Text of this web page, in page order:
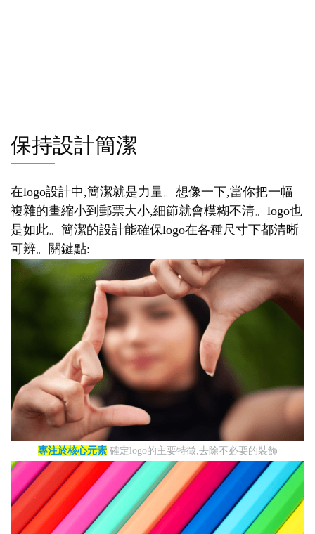
保持設計簡潔
在logo設計中,簡潔就是力量。想像一下,當你把一幅
複雜的畫縮小到郵票大小,細節就會模糊不清。logo也
是如此。簡潔的設計能確保logo在各種尺寸下都清晰
可辨。關鍵點:
專注於核心元素確定logo的主要特徵,去除不必要的裝飾